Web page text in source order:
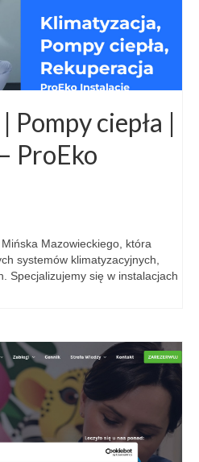
Pompy ciepła |
ProEko
Mazowieckiego, która
systemów klimatyzacyjnych,
Specjalizujemy się w instalacjach